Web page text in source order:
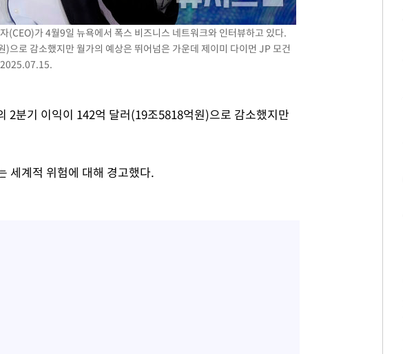
가 4월9일 뉴욕에서 폭스 비즈니스 네트워크와 인터뷰하고 있다.
로 감소했지만 월가의 예상은 뛰어넘은 가운데 제이미 다이먼 JP 모건
2025.07.15.
2분기 이익이 142억 달러(19조5818억원)으로 감소했지만
세계적 위험에 대해 경고했다.
2
"창 3개 띄워도 답답함 없네"…'폴드8 울트
라', 일주일 써보니
3
英유명 여배우, 큰 교통사고서 기아차 덕에